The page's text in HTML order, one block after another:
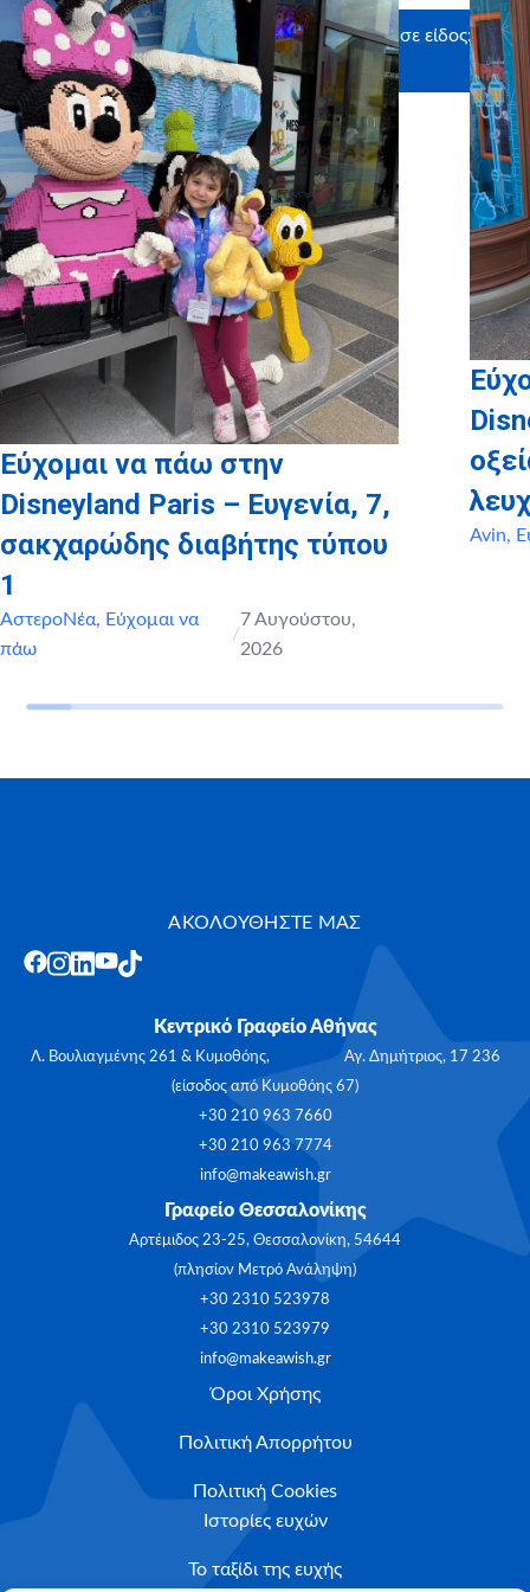
Ευχαριστούμε θερμά τους υποστηρικτές σε είδος:
Nordix, Free Now
Εύχομαι να πάω στην
Disneyland Paris – Ευγενία, 7,
σακχαρώδης διαβήτης τύπου
1
ΑστεροΝέα, Εύχομαι να
πάω
/
7 Αυγούστου,
2026
Avin,
ΑΚΟΛΟΥΘΗΣΤΕ ΜΑΣ
Κεντρικό Γραφείο Αθήνας
Λ. Βουλιαγμένης 261 & Κυμοθόης, Αγ. Δημήτριος, 17 236
(είσοδος από Κυμοθόης 67)
+30 210 963 7660
+30 210 963 7774
info@makeawish.gr
Γραφείο Θεσσαλονίκης
Αρτέμιδος 23-25, Θεσσαλονίκη, 54644
(πλησίον Μετρό Ανάληψη)
+30 2310 523978
+30 2310 523979
info@makeawish.gr
Όροι Χρήσης
Πολιτική Απορρήτου
Πολιτική Cookies
Ιστορίες ευχών
Το ταξίδι της ευχής